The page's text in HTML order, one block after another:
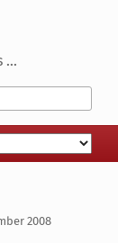
...
2008